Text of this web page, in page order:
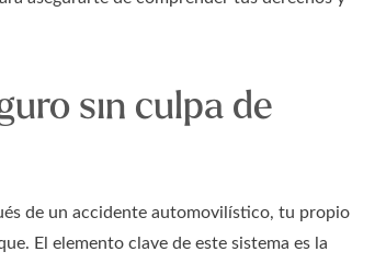
sin culpa de
de un accidente automovilístico, tu propio
El elemento clave de este sistema es la